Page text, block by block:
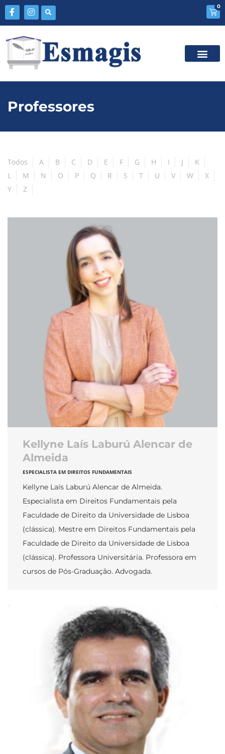
0
Professores
Todos A B C D E F G H I J
K
L
M N O P Q R S T U V W
X
Y
Z
Kellyne Laís Laburú Alencar de
Almeida
ESPECIALISTA EM DIREITOS FUNDAMENTAIS
Kellyne Laís Laburú Alencar de Almeida.
Especialista em Direitos Fundamentais pela
Faculdade de Direito da Universidade de Lisboa
(clássica). Mestre em Direitos Fundamentais pela
Faculdade de Direito da Universidade de Lisboa
(clássica). Professora Universitária. Professora em
cursos de Pós-Graduação. Advogada.